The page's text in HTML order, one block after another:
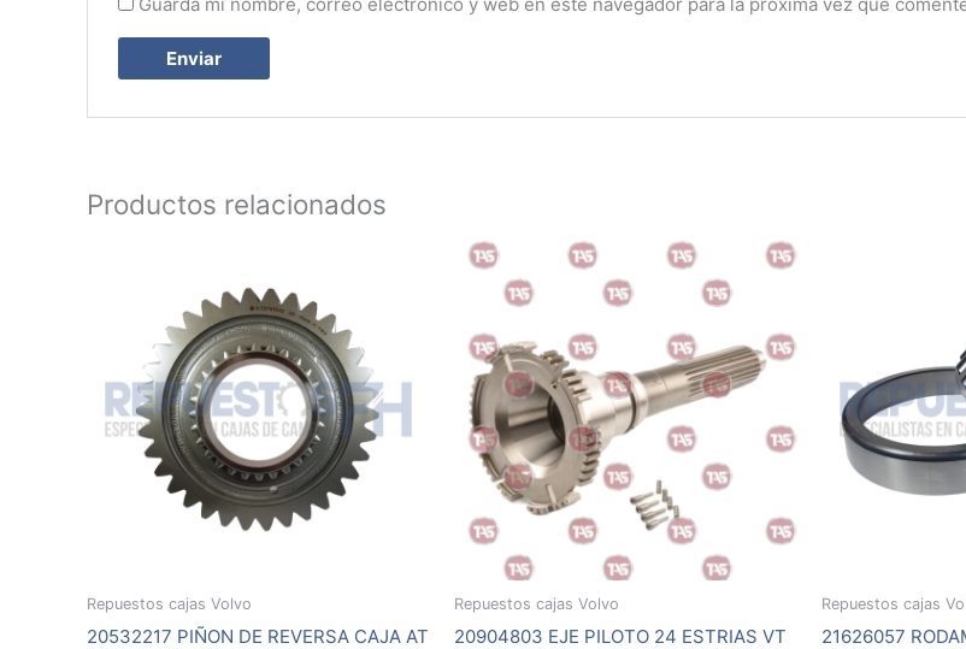
Productos relacionados
Repuestos cajas Volvo
20532217 PIÑON DE REVERSA CAJA AT
Repuestos cajas Volvo
20904803 EJE PILOTO 24 ESTRIAS VT
Repuestos cajas
21626057